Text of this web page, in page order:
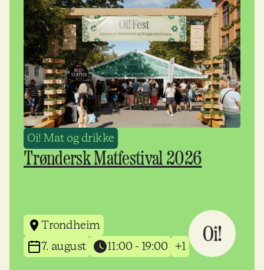
Oi! Mat og drikke
Trøndersk Matfestival 2026
Trondheim
7. august
11:00 - 19:00 +1